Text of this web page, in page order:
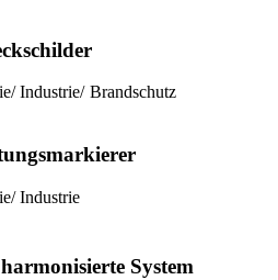
Industrie/ Brandschutz
Industrie
System